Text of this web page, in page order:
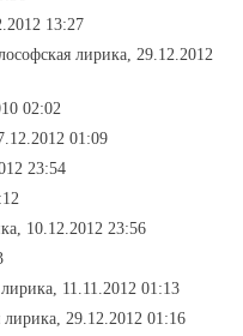
13:27
лирика, 29.12.2012
02:02
01:09
23:54
10.12.2012 23:56
11.11.2012 01:13
29.12.2012 01:16